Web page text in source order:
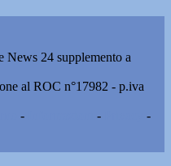
24 supplemento a
al ROC n°17982 - p.iva
- -
-